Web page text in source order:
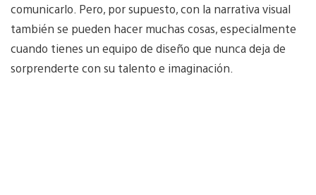
comunicarlo. Pero, por supuesto, con la narrativa visual
también se pueden hacer muchas cosas, especialmente
cuando tienes un equipo de diseño que nunca deja de
sorprenderte con su talento e imaginación.